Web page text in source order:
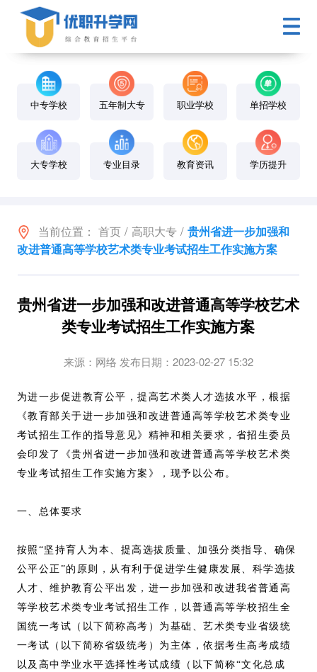
中专学校 五年制大专 职业学校 单招学校
大专学校 专业目录 教育资讯 学历提升
当前位置： 首页/ 高职大专/ 贵州省进一步加强和
改进普通高等学校艺术类专业考试招生工作实施方案
贵州省进一步加强和改进普通高等学校艺术
类专业考试招生工作实施方案
来源：网络 发布日期：2023-02-27 15:32
为进一步促进教育公平，提高艺术类人才选拔水平，根据
《教育部关于进一步加强和改进普通高等学校艺术类专业
考试招生工作的指导意见》精神和相关要求，省招生委员
会印发了《贵州省进一步加强和改进普通高等学校艺术类
专业考试招生工作实施方案》，现予以公布。
一、总体要求
按照 “坚持育人为本、提高选拔质量、加强分类指导、确保
公平公正”的原则，从有利于促进学生健康发展、科学选拔
人才、维护教育公平出发，进一步加强和改进我省普通高
等学校艺术类专业考试招生工作，以普通高等学校招生全
国统一考试（以下简称高考）为基础、艺术类专业省级统
一考试（以下简称省级统考）为主体，依据考生高考成绩
以及高中学业水平选择性考试成绩（以下简称“文化总成